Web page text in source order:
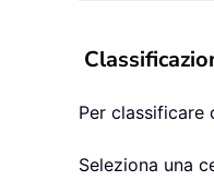
Per classificare
Seleziona una